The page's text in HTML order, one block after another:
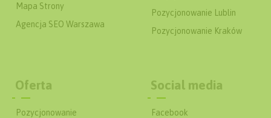
Mapa Strony
Agencja SEO Warszawa
Pozycjonowanie Lublin
Pozycjonowanie Kraków
Oferta
Pozycjonowanie
Social media
Facebook